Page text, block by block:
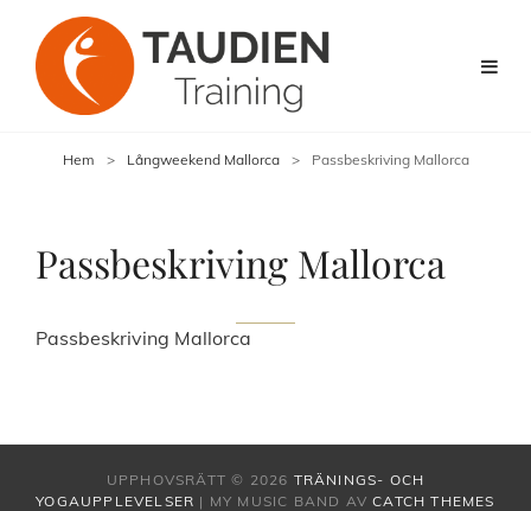
Hem > Långweekend Mallorca > Passbeskriving Mallorca
Passbeskriving Mallorca
Passbeskriving Mallorca
UPPHOVSRÄTT © 2026 TRÄNINGS- OCH
YOGAUPPLEVELSER | MY MUSIC BAND AVCATCH THEMES